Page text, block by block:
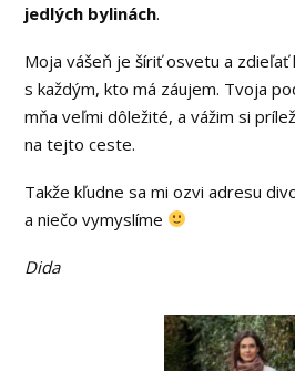
jedlých bylinách.
Moja vášeň je šíriť osvetu a zdieľať
s každým, kto má záujem. Tvoja
mňa veľmi dôležité, a vážim si
na tejto ceste.
Takže kľudne sa mi ozvi adresu
a niečo vymyslíme
Dida